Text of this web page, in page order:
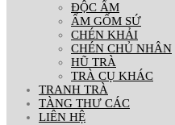
ĐỘC ẨM
ẤM GỐM SỨ
CHÉN KHẢI
CHÉN CHỦ NHÂN
HŨ TRÀ
TRÀ CỤ KHÁC
TRANH TRÀ
TÀNG THƯ CÁC
LIÊN HỆ